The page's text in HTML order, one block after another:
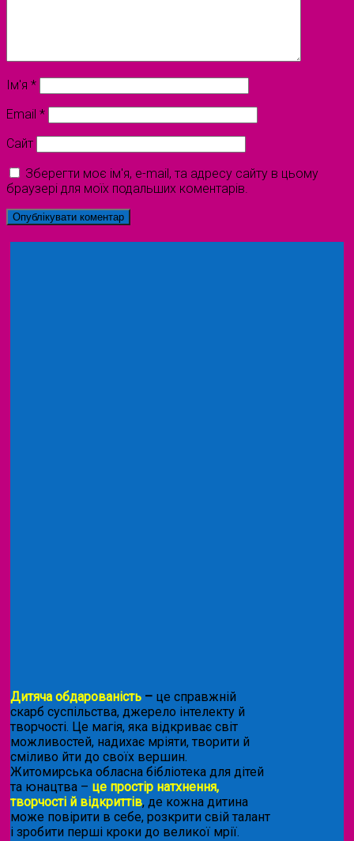
Ім'я *
Email *
Сайт
Зберегти моє ім'я, e-mail, та адресу сайту в цьому
браузері для моїх подальших коментарів.
Дитяча обдарованість – це справжній
скарб суспільства, джерело інтелекту й
творчості. Це магія, яка відкриває світ
можливостей, надихає мріяти, творити й
сміливо йти до своїх вершин.
Житомирська обласна бібліотека для дітей
та юнацтва – це простір натхнення,
творчості й відкриттів, де кожна дитина
може повірити в себе, розкрити свій талант
і зробити перші кроки до великої мрії.